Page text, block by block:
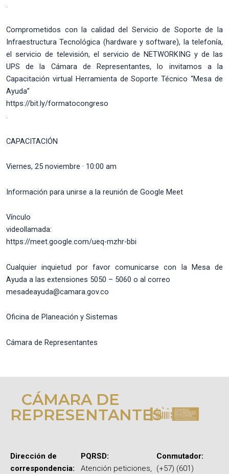
Comprometidos con la calidad del Servicio de Soporte de la
Infraestructura Tecnológica (hardware y software), la telefonía,
el servicio de televisión, el servicio de NETWORKING y de las
UPS de la Cámara de Representantes, lo invitamos a la
Capacitación virtual Herramienta de Soporte Técnico “Mesa de
Ayuda”
https://bit.ly/formatocongreso
.
CAPACITACIÓN
Viernes, 25 noviembre · 10:00 am
Información para unirse a la reunión de Google Meet
Vínculo
videollamada:
https://meet.google.com/ueq-mzhr-bbi
Cualquier inquietud por favor comunicarse con la Mesa de
Ayuda a las extensiones 5050 – 5060 o al correo
mesadeayuda@camara.gov.co
Oficina de Planeación y Sistemas
Cámara de Representantes
CÁMARA DE
REPRESENTANTES
Dirección de
correspondencia:
PQRSD:
Atención peticiones,
Conmutador:
(+57) (601)